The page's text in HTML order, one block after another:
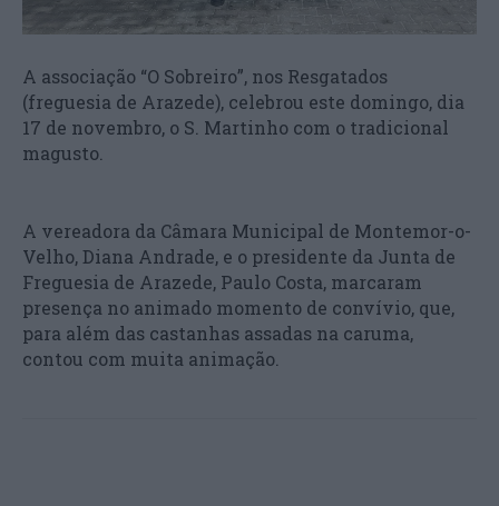
A associação “O Sobreiro”, nos Resgatados
(freguesia de Arazede), celebrou este domingo, dia
17 de novembro, o S. Martinho com o tradicional
magusto.
A vereadora da Câmara Municipal de Montemor-o-
Velho, Diana Andrade, e o presidente da Junta de
Freguesia de Arazede, Paulo Costa, marcaram
presença no animado momento de convívio, que,
para além das castanhas assadas na caruma,
contou com muita animação.